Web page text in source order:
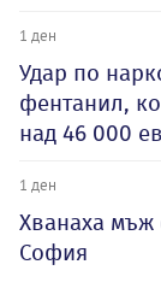
1 ден
Удар по
фентанил,
над 46 000
1 ден
Хванаха мъж
София